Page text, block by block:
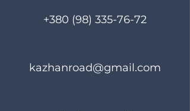
+380 (98) 335-76-72
kazhanroad@gmail.com